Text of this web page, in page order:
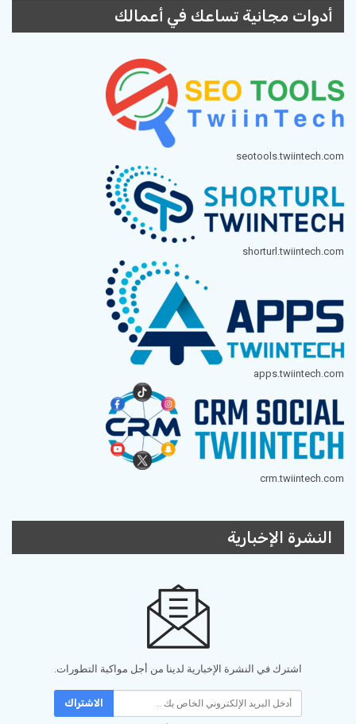
أدوات مجانية تساعك في أعمالك
seotools.twiintech.com
shorturl.twiintech.com
apps.twiintech.com
crm.twiintech.com
النشرة الإخبارية
اشترك في النشرة الإخبارية لدينا من أجل مواكبة التطورات.
الاشتراك